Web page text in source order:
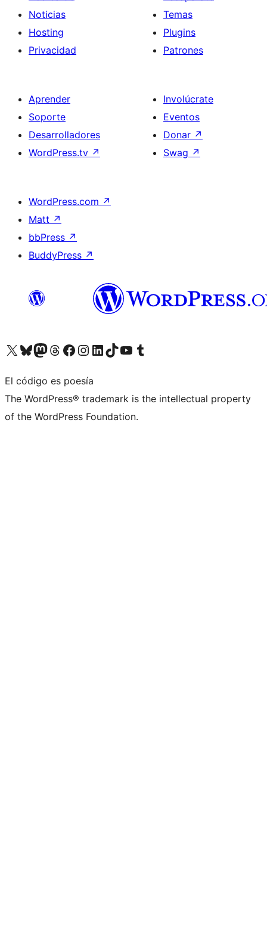
Noticias
Hosting
Privacidad
Temas
Plugins
Patrones
Aprender
Soporte
Desarrolladores
WordPress.tv ↗
Involúcrate
Eventos
Donar ↗
Swag ↗
WordPress.com ↗
Matt ↗
bbPress ↗
BuddyPress ↗
Visita nuestra cuenta de X (anteriormente Twitter)
Visita nuestra cuenta de Bluesky
Visita nuestra cuenta de Mastodon
Visita nuestra cuenta de Threads
Visita nuestra página de Facebook
Visita nuestra cuenta de Instagram
Visita nuestra cuenta de LinkedIn
Visita nuestra cuenta de TikTok
Visita nuestro canal de YouTube
Visita nuestra cuenta de Tumblr
El código es poesía
The WordPress® trademark is the intellectual property
of the WordPress Foundation.